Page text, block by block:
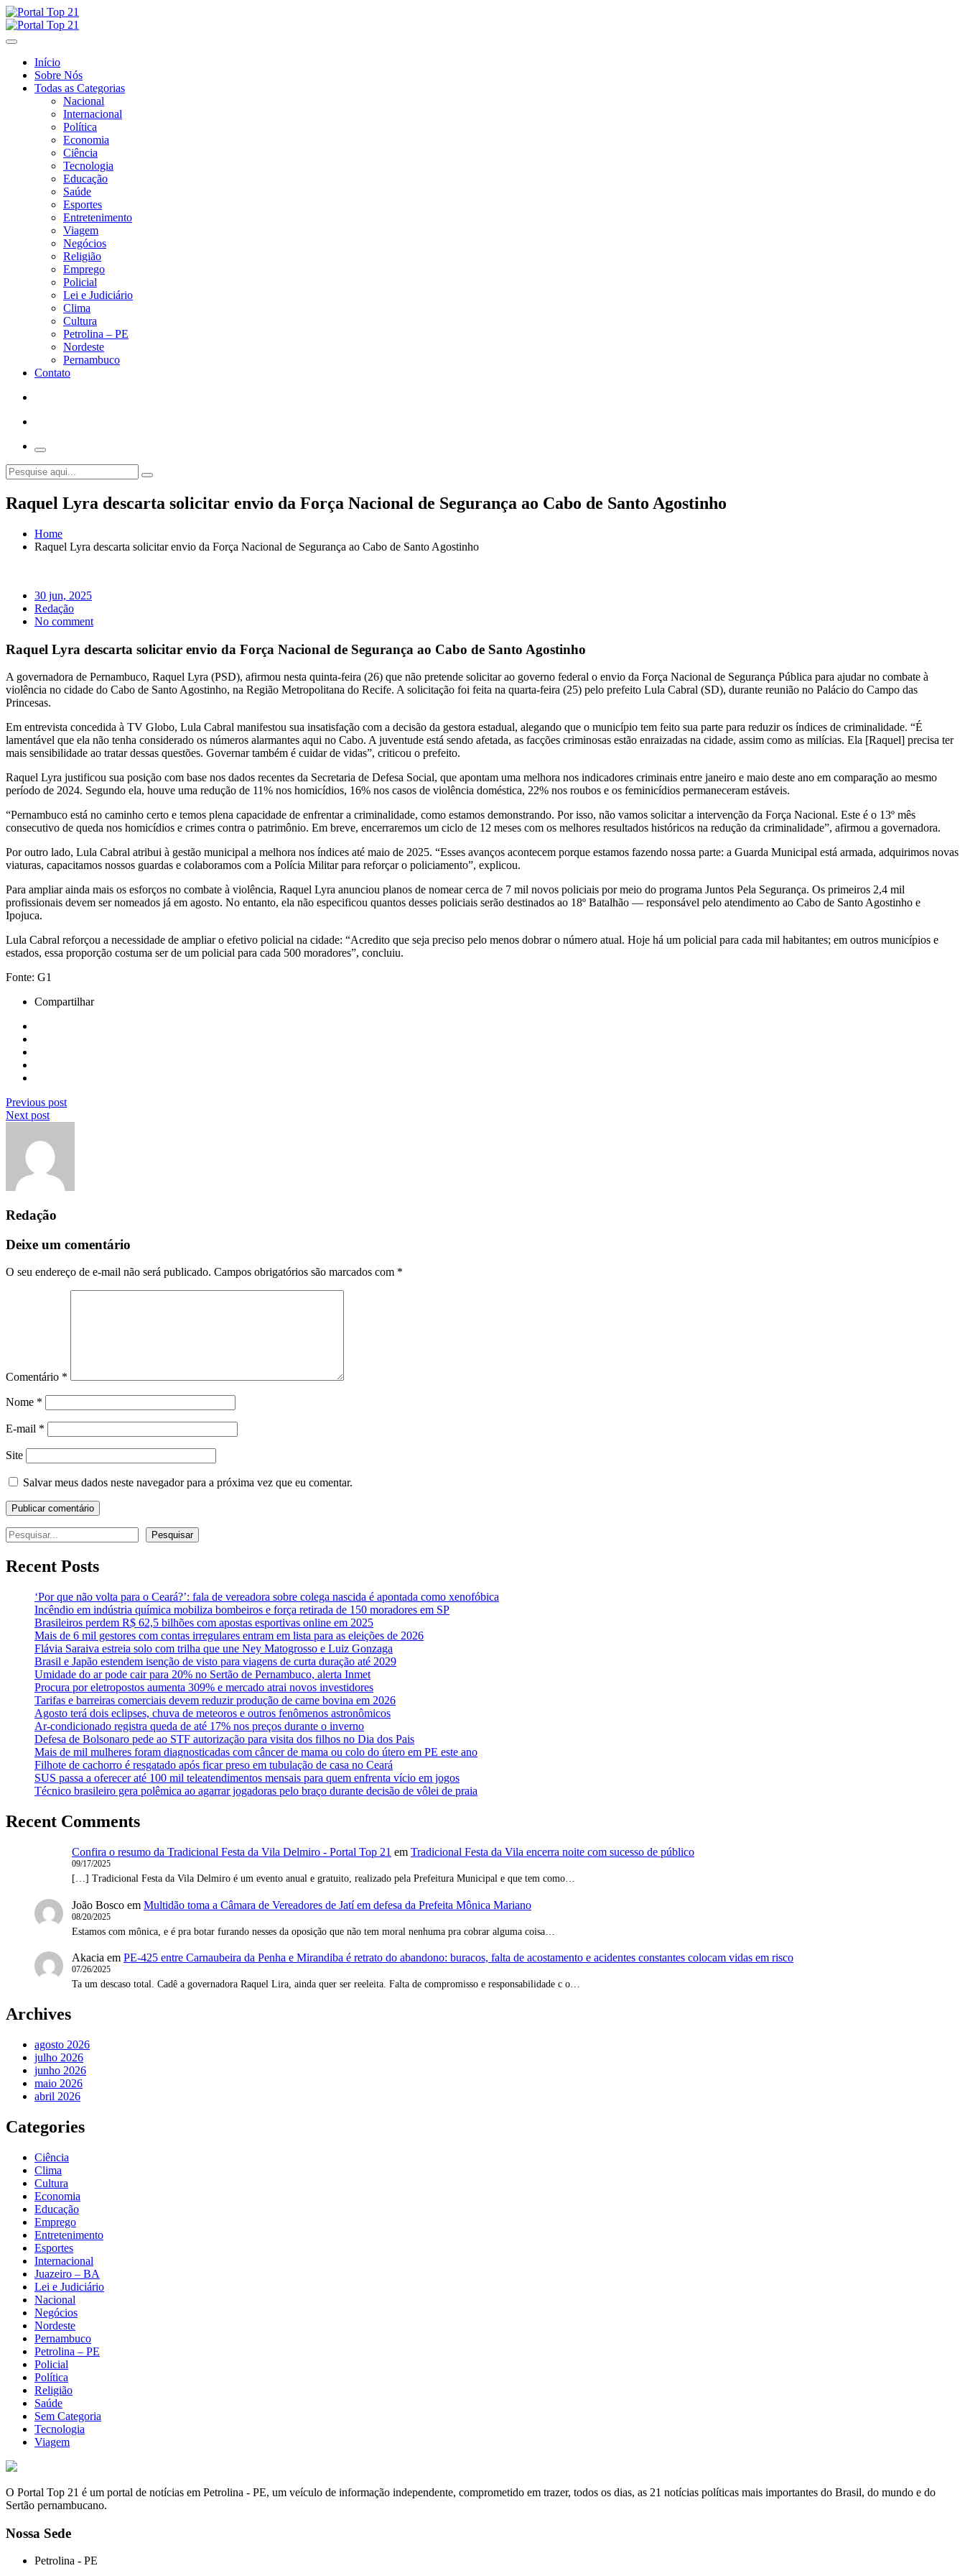
Skip
to
content
Início
Sobre Nós
Todas as Categorias
Nacional
Internacional
Política
Economia
Ciência
Tecnologia
Educação
Saúde
Esportes
Entretenimento
Viagem
Negócios
Religião
Emprego
Policial
Lei e Judiciário
Clima
Cultura
Petrolina – PE
Nordeste
Pernambuco
Contato
Raquel Lyra descarta solicitar envio da Força Nacional de Segurança ao Cabo de Santo Agostinho
Home
Raquel Lyra descarta solicitar envio da Força Nacional de Segurança ao Cabo de Santo Agostinho
30 jun, 2025
Redação
No comment
Raquel Lyra descarta solicitar envio da Força Nacional de Segurança ao Cabo de Santo Agostinho
A governadora de Pernambuco, Raquel Lyra (PSD), afirmou nesta quinta-feira (26) que não pretende solicitar ao governo federal o envio da Força Nacional de Segurança Pública para ajudar no combate à
violência no cidade do Cabo de Santo Agostinho, na Região Metropolitana do Recife. A solicitação foi feita na quarta-feira (25) pelo prefeito Lula Cabral (SD), durante reunião no Palácio do Campo das
Princesas.
Em entrevista concedida à TV Globo, Lula Cabral manifestou sua insatisfação com a decisão da gestora estadual, alegando que o município tem feito sua parte para reduzir os índices de criminalidade. “É
lamentável que ela não tenha considerado os números alarmantes aqui no Cabo. A juventude está sendo afetada, as facções criminosas estão enraizadas na cidade, assim como as milícias. Ela [Raquel] precisa ter
mais sensibilidade ao tratar dessas questões. Governar também é cuidar de vidas”, criticou o prefeito.
Raquel Lyra justificou sua posição com base nos dados recentes da Secretaria de Defesa Social, que apontam uma melhora nos indicadores criminais entre janeiro e maio deste ano em comparação ao mesmo
período de 2024. Segundo ela, houve uma redução de 11% nos homicídios, 16% nos casos de violência doméstica, 22% nos roubos e os feminicídios permaneceram estáveis.
“Pernambuco está no caminho certo e temos plena capacidade de enfrentar a criminalidade, como estamos demonstrando. Por isso, não vamos solicitar a intervenção da Força Nacional. Este é o 13º mês
consecutivo de queda nos homicídios e crimes contra o patrimônio. Em breve, encerraremos um ciclo de 12 meses com os melhores resultados históricos na redução da criminalidade”, afirmou a governadora.
Por outro lado, Lula Cabral atribui à gestão municipal a melhora nos índices até maio de 2025. “Esses avanços acontecem porque estamos fazendo nossa parte: a Guarda Municipal está armada, adquirimos novas
viaturas, capacitamos nossos guardas e colaboramos com a Polícia Militar para reforçar o policiamento”, explicou.
Para ampliar ainda mais os esforços no combate à violência, Raquel Lyra anunciou planos de nomear cerca de 7 mil novos policiais por meio do programa Juntos Pela Segurança. Os primeiros 2,4 mil
profissionais devem ser nomeados já em agosto. No entanto, ela não especificou quantos desses policiais serão destinados ao 18º Batalhão — responsável pelo atendimento ao Cabo de Santo Agostinho e
Ipojuca.
Lula Cabral reforçou a necessidade de ampliar o efetivo policial na cidade: “Acredito que seja preciso pelo menos dobrar o número atual. Hoje há um policial para cada mil habitantes; em outros municípios e
estados, essa proporção costuma ser de um policial para cada 500 moradores”, concluiu.
Fonte: G1
Compartilhar
Previous post
Next post
Redação
Deixe um comentário
O seu endereço de e-mail não será publicado. Campos obrigatórios são marcados com *
Comentário *
Nome *
E-mail *
Site
Salvar meus dados neste navegador para a próxima vez que eu comentar.
Pesquisar Pesquisar
Recent Posts
‘Por que não volta para o Ceará?’: fala de vereadora sobre colega nascida é apontada como xenofóbica
Incêndio em indústria química mobiliza bombeiros e força retirada de 150 moradores em SP
Brasileiros perdem R$ 62,5 bilhões com apostas esportivas online em 2025
Mais de 6 mil gestores com contas irregulares entram em lista para as eleições de 2026
Flávia Saraiva estreia solo com trilha que une Ney Matogrosso e Luiz Gonzaga
Brasil e Japão estendem isenção de visto para viagens de curta duração até 2029
Umidade do ar pode cair para 20% no Sertão de Pernambuco, alerta Inmet
Procura por eletropostos aumenta 309% e mercado atrai novos investidores
Tarifas e barreiras comerciais devem reduzir produção de carne bovina em 2026
Agosto terá dois eclipses, chuva de meteoros e outros fenômenos astronômicos
Ar-condicionado registra queda de até 17% nos preços durante o inverno
Defesa de Bolsonaro pede ao STF autorização para visita dos filhos no Dia dos Pais
Mais de mil mulheres foram diagnosticadas com câncer de mama ou colo do útero em PE este ano
Filhote de cachorro é resgatado após ficar preso em tubulação de casa no Ceará
SUS passa a oferecer até 100 mil teleatendimentos mensais para quem enfrenta vício em jogos
Técnico brasileiro gera polêmica ao agarrar jogadoras pelo braço durante decisão de vôlei de praia
Recent Comments
Confira o resumo da Tradicional Festa da Vila Delmiro - Portal Top 21 em Tradicional Festa da Vila encerra noite com sucesso de público
09/17/2025
[…] Tradicional Festa da Vila Delmiro é um evento anual e gratuito, realizado pela Prefeitura Municipal e que tem como…
João Bosco em Multidão toma a Câmara de Vereadores de Jatí em defesa da Prefeita Mônica Mariano
08/20/2025
Estamos com mônica, e é pra botar furando nesses da oposição que não tem moral nenhuma pra cobrar alguma coisa…
Akacia em PE-425 entre Carnaubeira da Penha e Mirandiba é retrato do abandono: buracos, falta de acostamento e acidentes constantes colocam vidas em risco
07/26/2025
Ta um descaso total. Cadê a governadora Raquel Lira, ainda quer ser reeleita. Falta de compromisso e responsabilidade c o…
Archives
agosto 2026
julho 2026
junho 2026
maio 2026
abril 2026
Categories
Ciência
Clima
Cultura
Economia
Educação
Emprego
Entretenimento
Esportes
Internacional
Juazeiro – BA
Lei e Judiciário
Nacional
Negócios
Nordeste
Pernambuco
Petrolina – PE
Policial
Política
Religião
Saúde
Sem Categoria
Tecnologia
Viagem
O Portal Top 21 é um portal de notícias em Petrolina - PE, um veículo de informação independente, comprometido em trazer, todos os dias, as 21 notícias políticas mais importantes do Brasil, do mundo e do
Sertão pernambucano.
Nossa Sede
Petrolina - PE